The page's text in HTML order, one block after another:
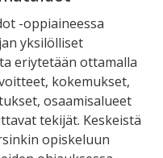
-oppiaineessa
yksilölliset
eriytetään ottamalla
kokemukset,
osaamisalueet
tekijät. Keskeistä
opiskeluun